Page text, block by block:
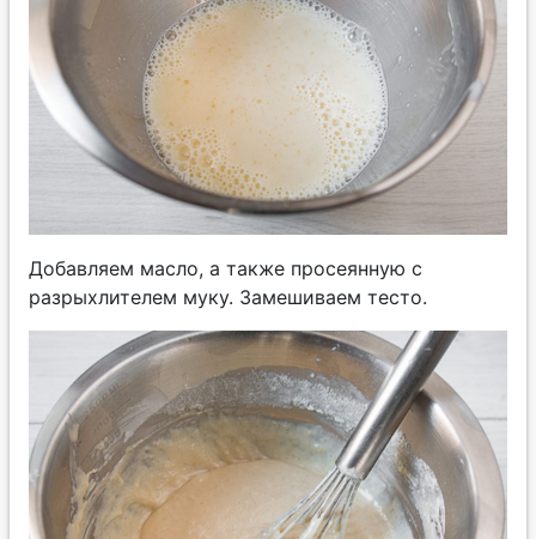
Добавляем масло, а также просеянную с
разрыхлителем муку. Замешиваем тесто.